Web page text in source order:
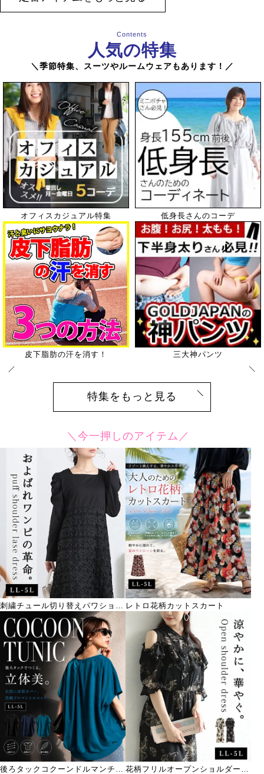
Contents
人気の特集
＼季節特集、スーツやルームウェアもあります！／
永遠の存在レース特集
着やせ技公開
エレガントな大人女性へ
お客様の声から商品化☆
特集をもっと見る
＼今一押しのアイテム／
刺繍チュール切り替えパワショル
ワンピース
レトロ花柄カットスカート
後ろタックコクーンドルマンチュ
花柄フリルオープンショルダーワ